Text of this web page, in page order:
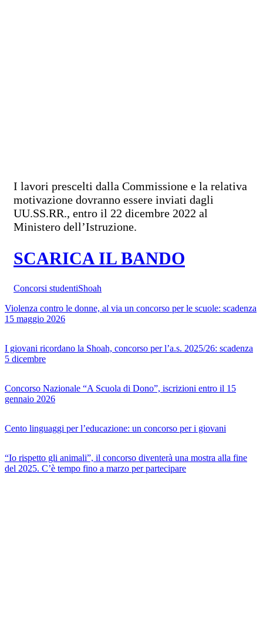
I lavori prescelti dalla Commissione e la relativa
motivazione dovranno essere inviati dagli
UU.SS.RR., entro il 22 dicembre 2022 al
Ministero dell’Istruzione.
SCARICA IL BANDO
Concorsi studentiShoah
Violenza contro le donne, al via un concorso per le scuole: scadenza
15 maggio 2026
I giovani ricordano la Shoah, concorso per l’a.s. 2025/26: scadenza
5 dicembre
Concorso Nazionale “A Scuola di Dono”, iscrizioni entro il 15
gennaio 2026
Cento linguaggi per l’educazione: un concorso per i giovani
“Io rispetto gli animali”, il concorso diventerà una mostra alla fine
del 2025. C’è tempo fino a marzo per partecipare